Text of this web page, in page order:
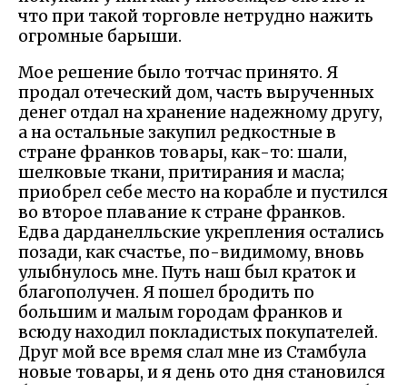
что при такой торговле нетрудно нажить
огромные барыши.
Мое решение было тотчас принято. Я
продал отеческий дом, часть вырученных
денег отдал на хранение надежному другу,
а на остальные закупил редкостные в
стране франков товары, как-то: шали,
шелковые ткани, притирания и масла;
приобрел себе место на корабле и пустился
во второе плавание к стране франков.
Едва дарданелльские укрепления остались
позади, как счастье, по-видимому, вновь
улыбнулось мне. Путь наш был краток и
благополучен. Я пошел бродить по
большим и малым городам франков и
всюду находил покладистых покупателей.
Друг мой все время слал мне из Стамбула
новые товары, и я день ото дня становился